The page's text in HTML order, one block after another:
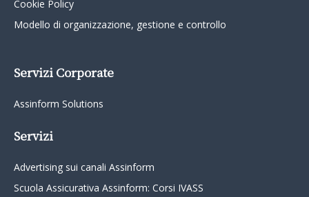
Cookie Policy
Modello di organizzazione, gestione e controllo
Servizi Corporate
Assinform Solutions
Servizi
Advertising sui canali Assinform
Scuola Assicurativa Assinform: Corsi IVASS